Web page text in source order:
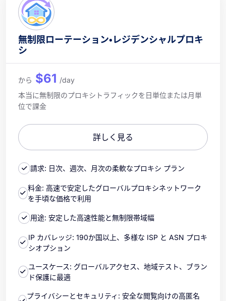
無制限ローテーション・レジデンシャルプロキ
シ
から $61 /day
本当に無制限のプロキシトラフィックを日単位または月単
位で課金
詳しく見る
請求: 日次、週次、月次の柔軟なプロキシ プラン
料金: 高速で安定したグローバルプロキシネットワーク
を手頃な価格で利用
用途: 安定した高速性能と無制限帯域幅
IP カバレッジ: 190か国以上、多様な ISP と ASN プロキ
シオプション
ユースケース: グローバルアクセス、地域テスト、ブラン
ド保護に最適
プライバシーとセキュリティ: 安全な閲覧向けの高匿名